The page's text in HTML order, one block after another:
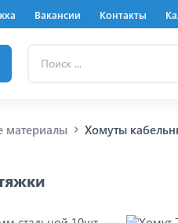
Вакансии Контакты
материалы Хомуты